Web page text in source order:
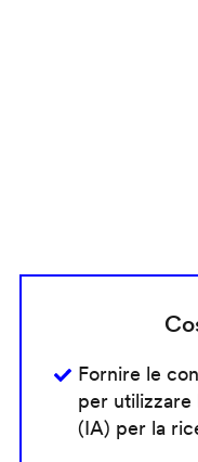
Fornire le
per utilizzare
(IA) per la